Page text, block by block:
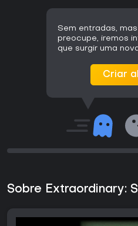
Sem entradas,
preocupe, iremos
que surgir uma
Criar
Sobre Extraordinary: